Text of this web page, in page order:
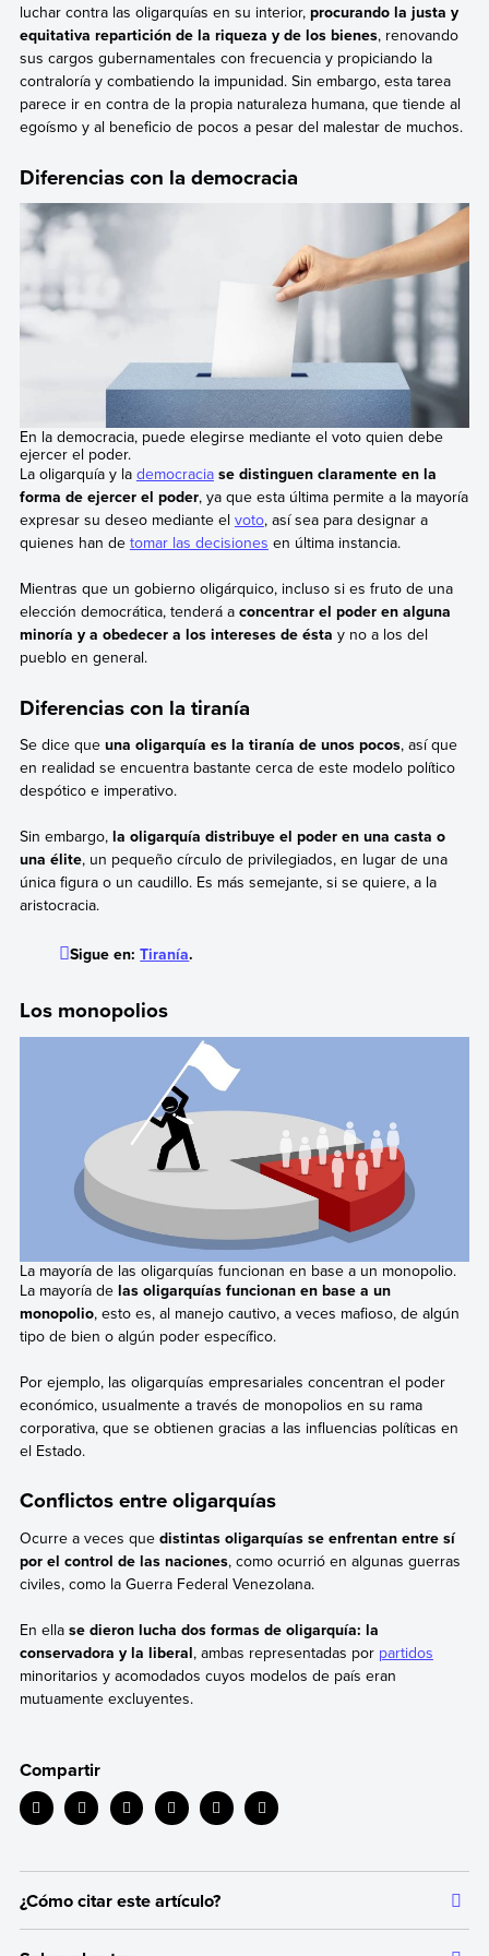
luchar contra las oligarquías en su interior, procurando la justa y
equitativa repartición de la riqueza y de los bienes, renovando
sus cargos gubernamentales con frecuencia y propiciando la
contraloría y combatiendo la impunidad. Sin embargo, esta tarea
parece ir en contra de la propia naturaleza humana, que tiende al
egoísmo y al beneficio de pocos a pesar del malestar de muchos.
Diferencias con la democracia
En la democracia, puede elegirse mediante el voto quien debe
ejercer el poder.
La oligarquía y la democracia se distinguen claramente en la
forma de ejercer el poder, ya que esta última permite a la mayoría
expresar su deseo mediante el voto, así sea para designar a
quienes han de tomar las decisiones en última instancia.
Mientras que un gobierno oligárquico, incluso si es fruto de una
elección democrática, tenderá aconcentrar el poder en alguna
minoría y a obedecer a los intereses de ésta y no a los del
pueblo en general.
Diferencias con la tiranía
Se dice que una oligarquía es la tiranía de unos pocos, así que
en realidad se encuentra bastante cerca de este modelo político
despótico e imperativo.
Sin embargo, la oligarquía distribuye el poder en una casta o
una élite, un pequeño círculo de privilegiados, en lugar de una
única figura o un caudillo. Es más semejante, si se quiere, a la
aristocracia.
Sigue en:Tiranía.
Los monopolios
La mayoría de las oligarquías funcionan en base a un monopolio.
La mayoría de las oligarquías funcionan en base a un
monopolio, esto es, al manejo cautivo, a veces mafioso, de algún
tipo de bien o algún poder específico.
Por ejemplo, las oligarquías empresariales concentran el poder
económico, usualmente a través de monopolios en su rama
corporativa, que se obtienen gracias a las influencias políticas en
el Estado.
Conflictos entre oligarquías
Ocurre a veces que distintas oligarquías se enfrentan entre sí
por el control de las naciones, como ocurrió en algunas guerras
civiles, como la Guerra Federal Venezolana.
En ella se dieron lucha dos formas de oligarquía: la
conservadora y la liberal, ambas representadas por partidos
minoritarios y acomodados cuyos modelos de país eran
mutuamente excluyentes.
Compartir
¿Cómo citar este artículo?